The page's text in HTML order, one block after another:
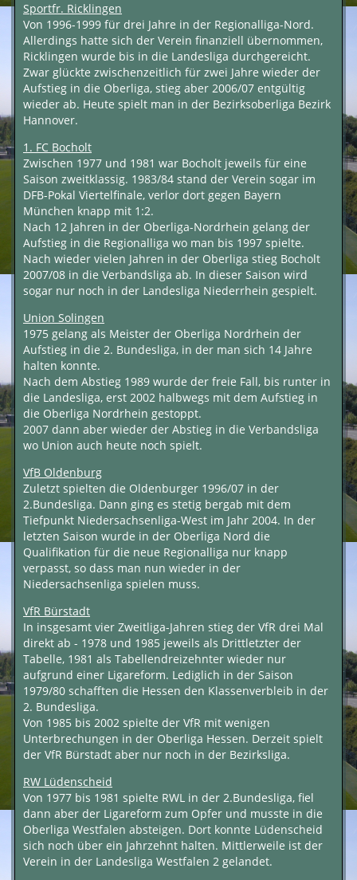
Sportfr. Ricklingen
Von 1996-1999 für drei Jahre in der Regionalliga-Nord.
Allerdings hatte sich der Verein finanziell übernommen,
Ricklingen wurde bis in die Landesliga durchgereicht.
Zwar glückte zwischenzeitlich für zwei Jahre wieder der
Aufstieg in die Oberliga, stieg aber 2006/07 entgültig
wieder ab. Heute spielt man in der Bezirksoberliga Bezirk
Hannover.
1. FC Bocholt
Zwischen 1977 und 1981 war Bocholt jeweils für eine
Saison zweitklassig. 1983/84 stand der Verein sogar im
DFB-Pokal Viertelfinale, verlor dort gegen Bayern
München knapp mit 1:2.
Nach 12 Jahren in der Oberliga-Nordrhein gelang der
Aufstieg in die Regionalliga wo man bis 1997 spielte.
Nach wieder vielen Jahren in der Oberliga stieg Bocholt
2007/08 in die Verbandsliga ab. In dieser Saison wird
sogar nur noch in der Landesliga Niederrhein gespielt.
Union Solingen
1975 gelang als Meister der Oberliga Nordrhein der
Aufstieg in die 2. Bundesliga, in der man sich 14 Jahre
halten konnte.
Nach dem Abstieg 1989 wurde der freie Fall, bis runter in
die Landesliga, erst 2002 halbwegs mit dem Aufstieg in
die Oberliga Nordrhein gestoppt.
2007 dann aber wieder der Abstieg in die Verbandsliga
wo Union auch heute noch spielt.
VfB Oldenburg
Zuletzt spielten die Oldenburger 1996/07 in der
2.Bundesliga. Dann ging es stetig bergab mit dem
Tiefpunkt Niedersachsenliga-West im Jahr 2004. In der
letzten Saison wurde in der Oberliga Nord die
Qualifikation für die neue Regionalliga nur knapp
verpasst, so dass man nun wieder in der
Niedersachsenliga spielen muss.
VfR Bürstadt
In insgesamt vier Zweitliga-Jahren stieg der VfR drei Mal
direkt ab - 1978 und 1985 jeweils als Drittletzter der
Tabelle, 1981 als Tabellendreizehnter wieder nur
aufgrund einer Ligareform. Lediglich in der Saison
1979/80 schafften die Hessen den Klassenverbleib in der
2. Bundesliga.
Von 1985 bis 2002 spielte der VfR mit wenigen
Unterbrechungen in der Oberliga Hessen. Derzeit spielt
der VfR Bürstadt aber nur noch in der Bezirksliga.
RW Lüdenscheid
Von 1977 bis 1981 spielte RWL in der 2.Bundesliga, fiel
dann aber der Ligareform zum Opfer und musste in die
Oberliga Westfalen absteigen. Dort konnte Lüdenscheid
sich noch über ein Jahrzehnt halten. Mittlerweile ist der
Verein in der Landesliga Westfalen 2 gelandet.